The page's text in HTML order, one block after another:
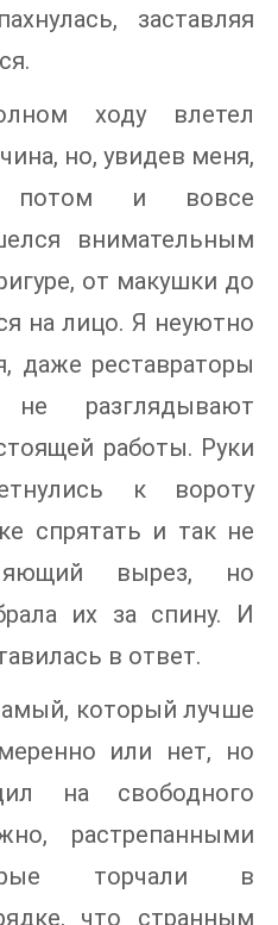
заставляя
ходу влетел
но, увидев меня,
потом и вовсе
внимательным
от макушки до
на лицо. Я неуютно
даже реставраторы
разглядывают
работы. Руки
к вороту
спрятать и так не
вырез, но
их за спину. И
в ответ.
который лучше
или нет, но
на свободного
растрепанными
торчали в
что странным